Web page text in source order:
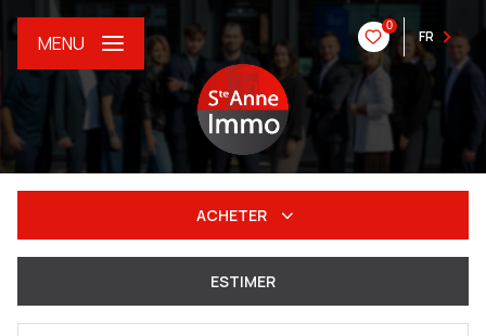
0
FR
MENU
ACHETER
Du neuf
ESTIMER